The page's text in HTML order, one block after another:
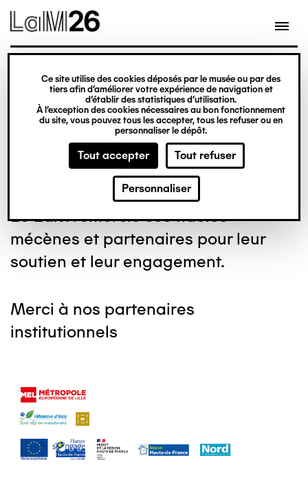
Gestion des cookies
Ce site utilise des cookies déposés par le musée ou par des
tiers afin d’améliorer votre expérience de navigation et
d’établir des statistiques d’utilisation.
À l’exception des cookies nécessaires au bon fonctionnement
du site, vous pouvez tous les accepter, tous les refuser ou en
personnaliser le dépôt.
Tout accepter Tout refuser
Personnaliser
Aller
au
contenu
principal
Nos mécènes et
partenaires
Le LaM remercie ses fidèles
mécènes et partenaires pour leur
soutien et leur engagement.
Merci à nos partenaires
institutionnels